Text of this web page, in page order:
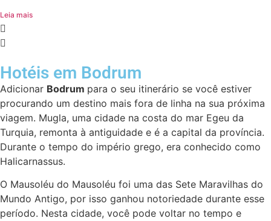
Leia mais
Hotéis em Bodrum
Adicionar Bodrum para o seu itinerário se você estiver
procurando um destino mais fora de linha na sua próxima
viagem. Mugla, uma cidade na costa do mar Egeu da
Turquia, remonta à antiguidade e é a capital da província.
Durante o tempo do império grego, era conhecido como
Halicarnassus.
O Mausoléu do Mausoléu foi uma das Sete Maravilhas do
Mundo Antigo, por isso ganhou notoriedade durante esse
período. Nesta cidade, você pode voltar no tempo e